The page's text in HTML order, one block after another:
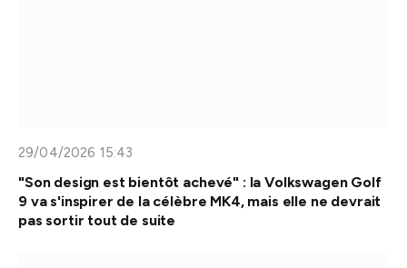
29/04/2026 15:43
"Son design est bientôt achevé" : la Volkswagen Golf
9 va s'inspirer de la célèbre MK4, mais elle ne devrait
pas sortir tout de suite